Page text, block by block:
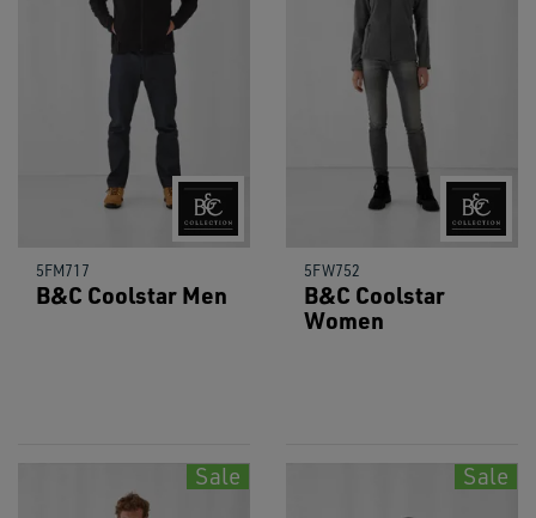
5FM717
B&C Coolstar Men
5FW752
B&C Coolstar
Women
Sale Sale